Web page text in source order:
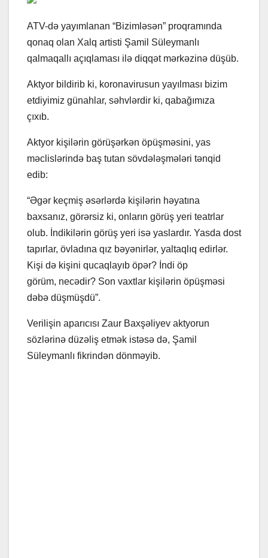
ATV-də yayımlanan “Bizimləsən” proqramında
qonaq olan Xalq artisti Şamil Süleymanlı
qalmaqallı açıqlaması ilə diqqət mərkəzinə düşüb.
Aktyor bildirib ki, koronavirusun yayılması bizim
etdiyimiz günahlar, səhvlərdir ki, qabağımıza
çıxıb.
Aktyor kişilərin görüşərkən öpüşməsini, yas
məclislərində baş tutan sövdələşmələri tənqid
edib:
“Əgər keçmiş əsərlərdə kişilərin həyatına
baxsanız, görərsiz ki, onların görüş yeri teatrlar
olub. İndikilərin görüş yeri isə yaslardır. Yasda dost
tapırlar, övladına qız bəyənirlər, yaltaqlıq edirlər.
Kişi də kişini qucaqlayıb öpər? İndi öp
görüm, necədir? Son vaxtlar kişilərin öpüşməsi
dəbə düşmüşdü”.
Verilişin aparıcısı Zaur Baxşəliyev aktyorun
sözlərinə düzəliş etmək istəsə də, Şamil
Süleymanlı fikrindən dönməyib.